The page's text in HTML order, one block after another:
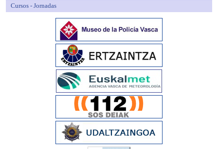
Cursos - Jornadas